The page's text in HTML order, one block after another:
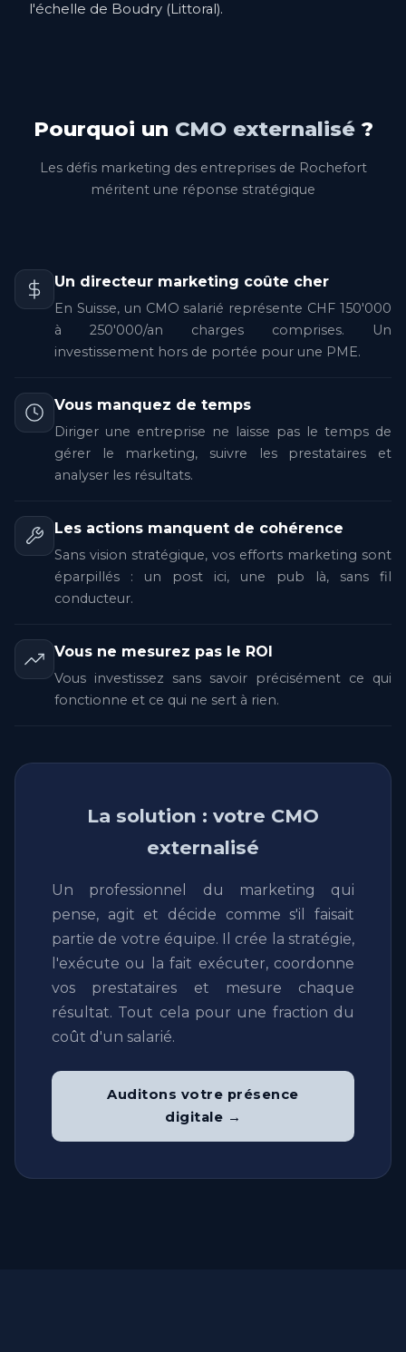
l'échelle de Boudry (Littoral).
Pourquoi un CMO externalisé?
Les défis marketing des entreprises de Rochefort
méritent une réponse stratégique
Un directeur marketing coûte cher
En Suisse, un CMO salarié représente CHF 150'000
à 250'000/an charges comprises. Un
investissement hors de portée pour une PME.
Vous manquez de temps
Diriger une entreprise ne laisse pas le temps de
gérer le marketing, suivre les prestataires et
analyser les résultats.
Les actions manquent de cohérence
Sans vision stratégique, vos efforts marketing sont
éparpillés : un post ici, une pub là, sans fil
conducteur.
Vous ne mesurez pas le ROI
Vous investissez sans savoir précisément ce qui
fonctionne et ce qui ne sert à rien.
La solution : votre CMO
externalisé
Un professionnel du marketing qui
pense, agit et décide comme s'il faisait
partie de votre équipe. Il crée la stratégie,
l'exécute ou la fait exécuter, coordonne
vos prestataires et mesure chaque
résultat. Tout cela pour une fraction du
coût d'un salarié.
Auditons votre présence
digitale →